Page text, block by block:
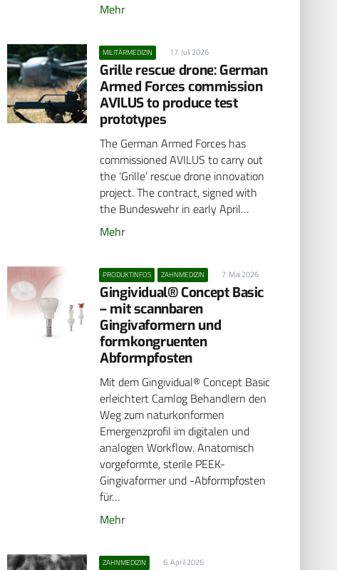
Mehr
MILITÄRMEDIZIN 17. Juli 2026
Grille rescue drone: German
Armed Forces commission
AVILUS to produce test
prototypes
The German Armed Forces has
commissioned AVILUS to carry out
the ‘Grille’ rescue drone innovation
project. The contract, signed with
the Bundeswehr in early April…
Mehr
PRODUKTINFOS ZAHNMEDIZIN 7. Mai 2026
Gingividual® Concept Basic
– mit scannbaren
Gingivaformern und
formkongruenten
Abformpfosten
Mit dem Gingividual® Concept Basic
erleichtert Camlog Behandlern den
Weg zum naturkonformen
Emergenzprofil im digitalen und
analogen Workflow. Anatomisch
vorgeformte, sterile PEEK-
Gingivaformer und -Abformpfosten
für…
Mehr
ZAHNMEDIZIN 6. April 2026